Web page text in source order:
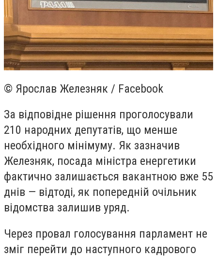
© Ярослав Железняк / Facebook
За відповідне рішення проголосували
210 народних депутатів, що менше
необхідного мінімуму. Як зазначив
Железняк, посада міністра енергетики
фактично залишається вакантною вже 55
днів — відтоді, як попередній очільник
відомства залишив уряд.
Через провал голосування парламент не
зміг перейти до наступного кадрового